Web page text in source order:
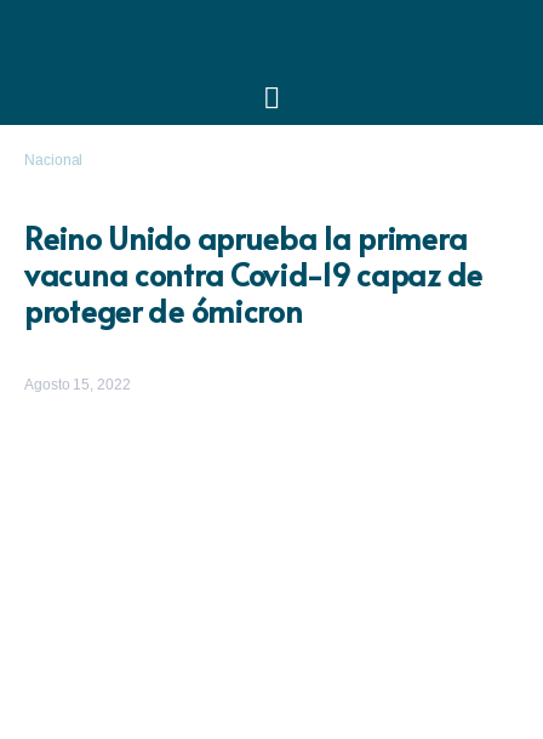
Nacional
Reino Unido aprueba la primera
vacuna contra Covid-19 capaz de
proteger de ómicron
Agosto 15, 2022